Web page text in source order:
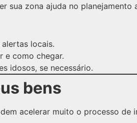
sua zona ajuda no planejamento
locais.
e como chegar.
idosos, se necessário.
bens
acelerar muito o processo de